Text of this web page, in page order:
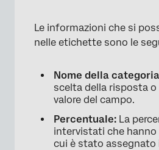
Le informazioni che si
nelle etichette sono le
Nome della
scelta della risposta o
valore del campo.
Percentuale: La
intervistati che hanno
cui è stato assegnato